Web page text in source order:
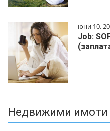
юни 10,
Job:
Недвижими имоти